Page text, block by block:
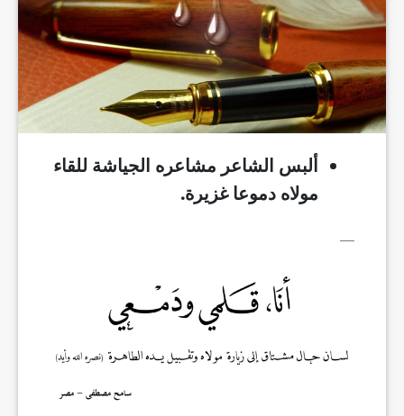
ألبس الشاعر مشاعره الجياشة للقاء
مولاه دموعا غزيرة.
__